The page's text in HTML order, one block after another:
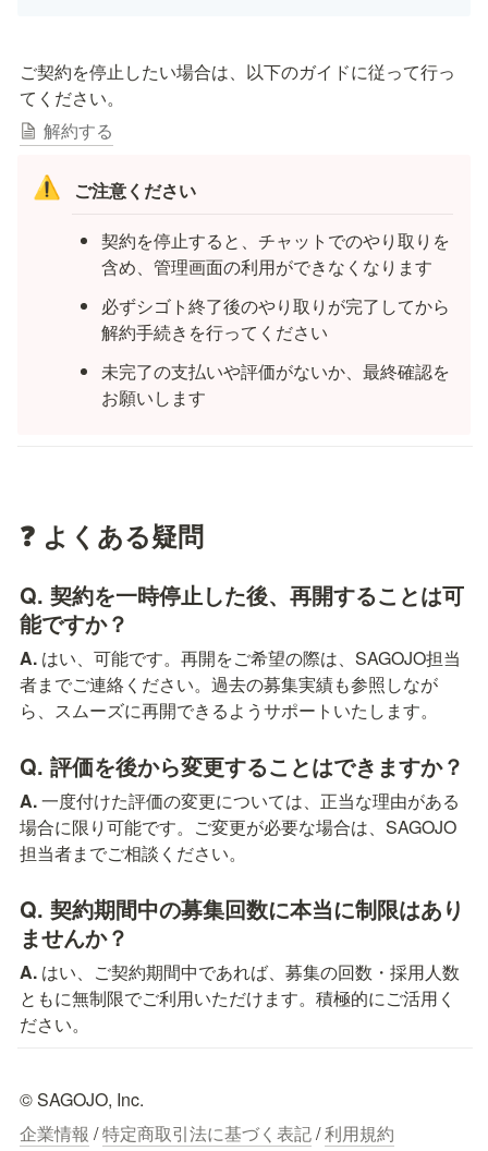
ご契約を停止したい場合は、以下のガイドに従って行っ
てください。
解約する
⚠️
ご注意ください
契約を停止すると、チャットでのやり取りを
含め、管理画面の利用ができなくなります
必ずシゴト終了後のやり取りが完了してから
解約手続きを行ってください
未完了の支払いや評価がないか、最終確認を
お願いします
❓ よくある疑問
Q. 契約を一時停止した後、再開することは可
能ですか？
A. はい、可能です。再開をご希望の際は、SAGOJO担当
者までご連絡ください。過去の募集実績も参照しなが
ら、スムーズに再開できるようサポートいたします。
Q. 評価を後から変更することはできますか？
A. 一度付けた評価の変更については、正当な理由がある
場合に限り可能です。ご変更が必要な場合は、SAGOJO
担当者までご相談ください。
Q. 契約期間中の募集回数に本当に制限はあり
ませんか？
A. はい、ご契約期間中であれば、募集の回数・採用人数
ともに無制限でご利用いただけます。積極的にご活用く
ださい。
© SAGOJO, Inc.
企業情報 / 特定商取引法に基づく表記 / 利用規約